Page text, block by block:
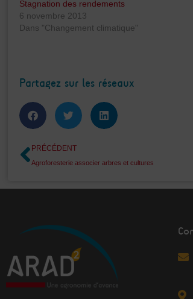
Stagnation des rendements
6 novembre 2013
Dans "Changement climatique"
Partagez sur les réseaux
Précédent
PRÉCÉDENT
Agroforesterie associer arbres et cultures